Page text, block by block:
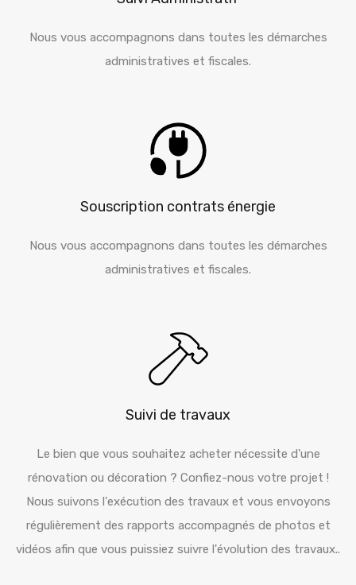
Nous vous accompagnons dans toutes les démarches
administratives et fiscales.
Souscription contrats énergie
Nous vous accompagnons dans toutes les démarches
administratives et fiscales.
Suivi de travaux
Le bien que vous souhaitez acheter nécessite d'une
rénovation ou décoration ? Confiez-nous votre projet !
Nous suivons l'exécution des travaux et vous envoyons
régulièrement des rapports accompagnés de photos et
vidéos afin que vous puissiez suivre l'évolution des travaux..